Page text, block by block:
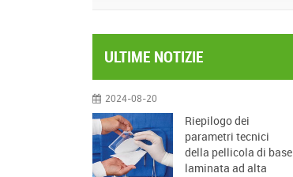
ULTIME NOTIZIE
2024-08-20
Riepilogo dei
parametri tecnici
della pellicola di base
laminata ad alta